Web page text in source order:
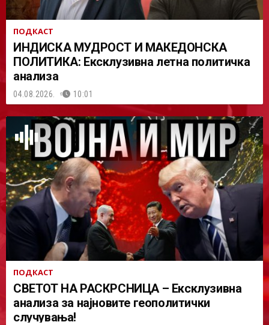
ПОДКАСТ
ИНДИСКА МУДРОСТ И МАКЕДОНСКА
ПОЛИТИКА: Ексклузивна летна политичка
анализа
04.08.2026. 10:01
ПОДКАСТ
СВЕТОТ НА РАСКРСНИЦА – Ексклузивна
анализа за најновите геополитички
случувања!